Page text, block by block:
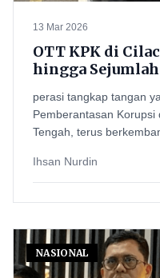
13 Mar 2026
OTT KPK di
hingga
perasi tangkap tangan
Pemberantasan Korupsi
Tengah, terus
Ihsan Nurdin
NASIONAL